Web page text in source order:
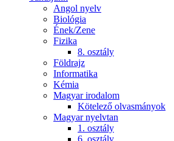
Angol nyelv
Biológia
Ének/Zene
Fizika
8. osztály
Földrajz
Informatika
Kémia
Magyar irodalom
Kötelező olvasmányok
Magyar nyelvtan
1. osztály
6. osztály